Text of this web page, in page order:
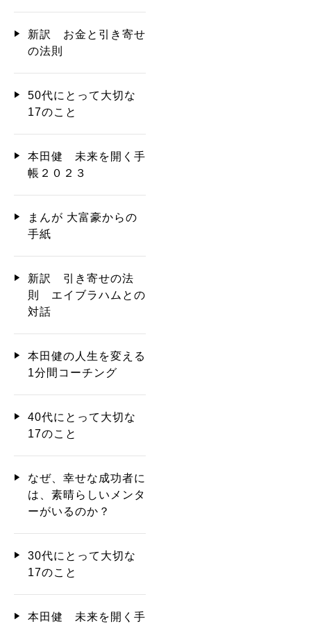
新訳 お金と引き寄せ
の法則
50代にとって大切な
17のこと
本田健 未来を開く手
帳２０２３
まんが 大富豪からの
手紙
新訳 引き寄せの法
則 エイブラハムとの
対話
本田健の人生を変える
1分間コーチング
40代にとって大切な
17のこと
なぜ、幸せな成功者に
は、素晴らしいメンタ
ーがいるのか？
30代にとって大切な
17のこと
本田健 未来を開く手